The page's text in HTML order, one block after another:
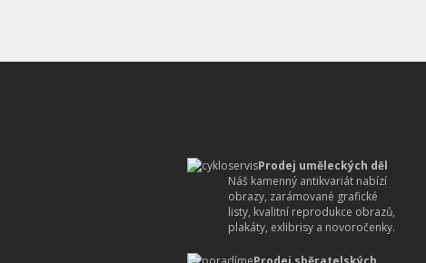
Prodej uměleckých děl
Náš kamenný antikvariát nabízí
obrazy, zarámované grafické
listy, kvalitní reprodukce obrazů,
plakáty, exlibrisy a novoročenky.